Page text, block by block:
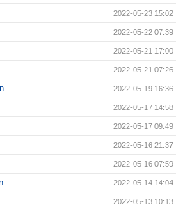
2022-05-23 15:02
2022-05-22 07:39
2022-05-21 17:00
2022-05-21 07:26
2022-05-19 16:36
2022-05-17 14:58
2022-05-17 09:49
2022-05-16 21:37
2022-05-16 07:59
2022-05-14 14:04
2022-05-13 10:13